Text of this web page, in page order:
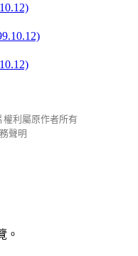
權利屬原作者所有
聲明
。